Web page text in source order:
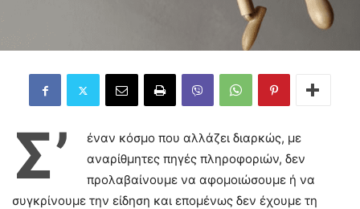
Σ’
έναν κόσμο που αλλάζει διαρκώς, με
αναρίθμητες πηγές πληροφοριών, δεν
προλαβαίνουμε να αφομοιώσουμε ή να
συγκρίνουμε την είδηση και επομένως δεν έχουμε τη